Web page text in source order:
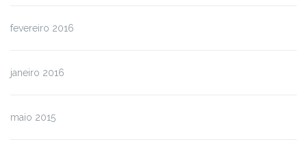
fevereiro 2016
janeiro 2016
maio 2015